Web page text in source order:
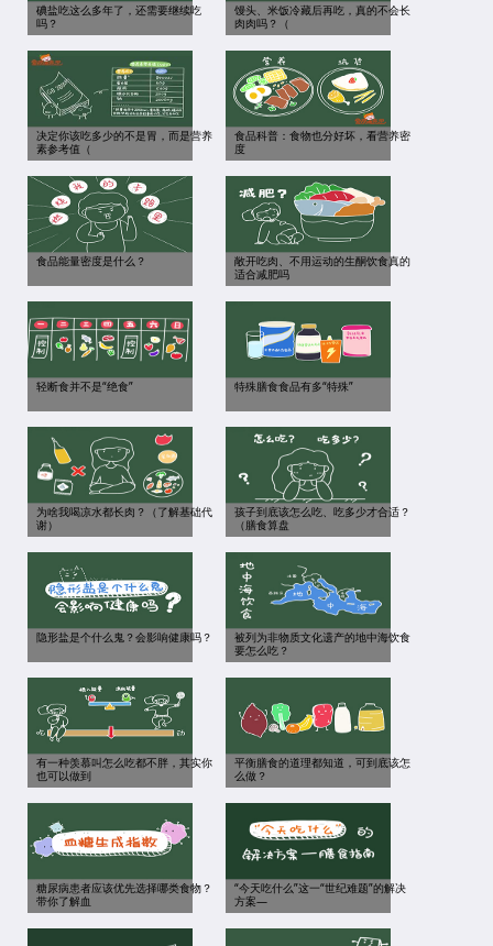
碘盐吃这么多年了，还需要继续吃
吗？
馒头、米饭冷藏后再吃，真的不会长
肉肉吗？（
决定你该吃多少的不是胃，而是营养
素参考值（
食品科普：食物也分好坏，看营养密
度
食品能量密度是什么？
敞开吃肉、不用运动的生酮饮食真的
适合减肥吗
轻断食并不是“绝食” 特殊膳食食品有多“特殊”
为啥我喝凉水都长肉？（了解基础代
谢）
孩子到底该怎么吃、吃多少才合适？
（膳食算盘
隐形盐是个什么鬼？会影响健康吗？
被列为非物质文化遗产的地中海饮食
要怎么吃？
有一种羡慕叫怎么吃都不胖，其实你
也可以做到
平衡膳食的道理都知道，可到底该怎
么做？
糖尿病患者应该优先选择哪类食物？
带你了解血
“今天吃什么”这一“世纪难题”的解决
方案—